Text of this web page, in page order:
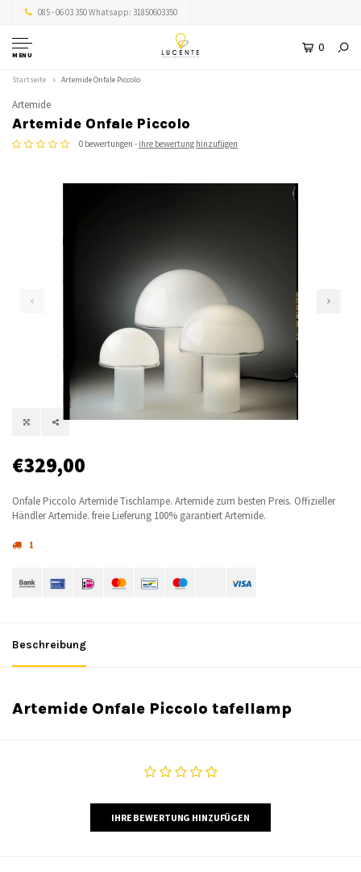
085 - 06 03 350 Whatsapp: 31850603350
MENU
0
Startseite Artemide Onfale Piccolo
Artemide
Artemide Onfale Piccolo
0 bewertungen - ihre bewertung hinzufügen
€329,00
Onfale Piccolo Artemide Tischlampe. Artemide zum besten Preis. Offizieller
Händler Artemide. freie Lieferung 100% garantiert Artemide.
1
Beschreibung
Artemide Onfale Piccolo tafellamp
IHRE BEWERTUNG HINZUFÜGEN